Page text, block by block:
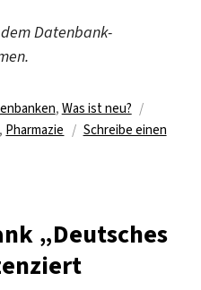
Datenbank-
, Was ist neu?
, Pharmazie
Schreibe einen
„Deutsches